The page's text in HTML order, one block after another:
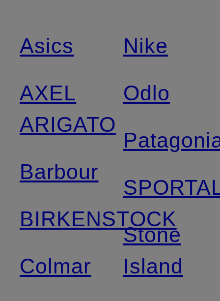
Asics
AXEL
ARIGATO
Barbour
BIRKENSTOCK
Colmar
Nike
Odlo
Stone
Island